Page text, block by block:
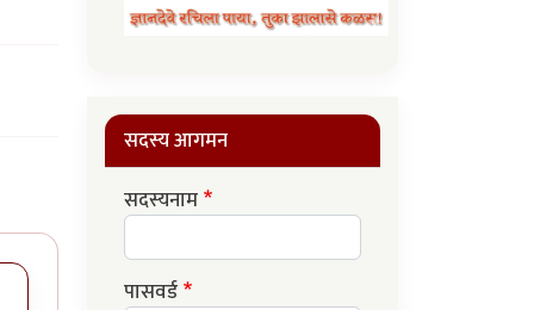
सदस्य आगमन
सदस्यनाम
पासवर्ड